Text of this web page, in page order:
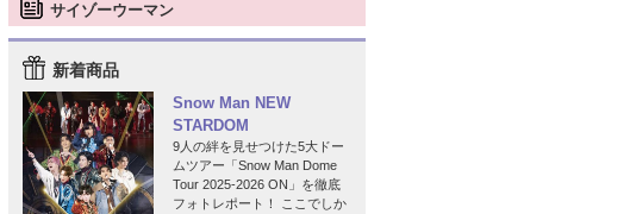
サイゾーウーマン
新着商品
Snow Man NEW
STARDOM
9人の絆を見せつけた5大ドー
ムツアー「Snow Man Dome
Tour 2025-2026 ON」を徹底
フォトレポート！ ここでしか